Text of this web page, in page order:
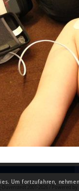
2001- 2026 / Powered by
Um fortzufahren,